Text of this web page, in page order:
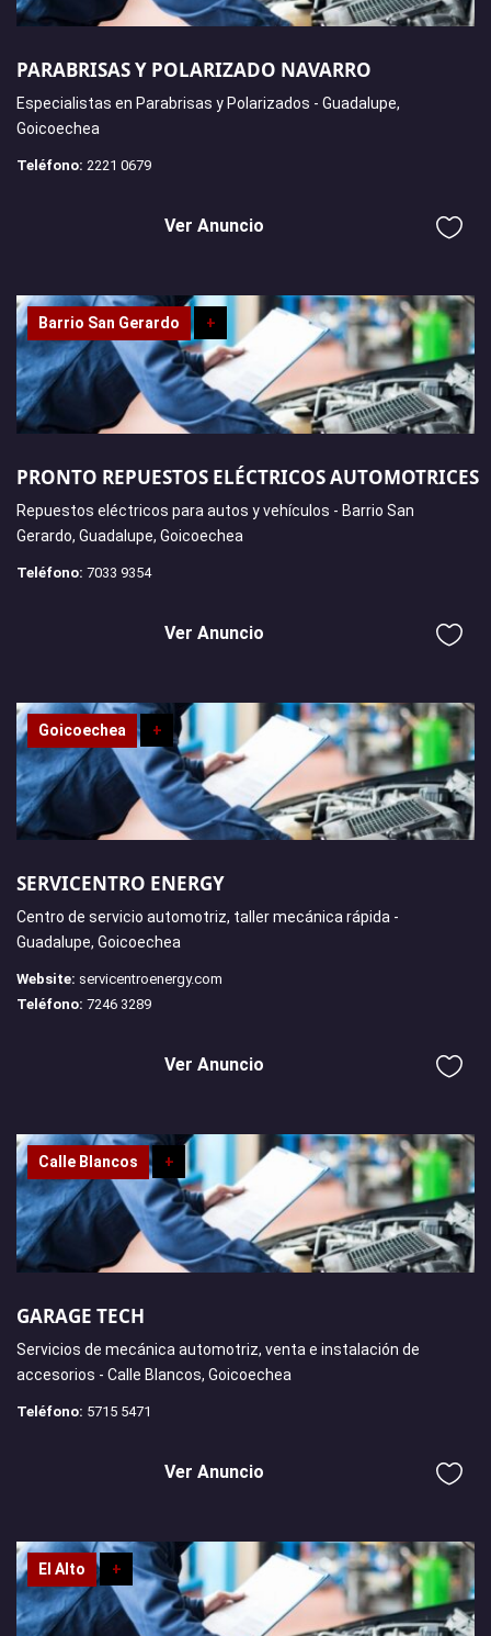
PARABRISAS Y POLARIZADO NAVARRO
Especialistas en Parabrisas y Polarizados - Guadalupe,
Goicoechea
Teléfono: 2221 0679
Ver Anuncio
Barrio San Gerardo +
PRONTO REPUESTOS ELÉCTRICOS AUTOMOTRICES
Repuestos eléctricos para autos y vehículos - Barrio San
Gerardo, Guadalupe, Goicoechea
Teléfono: 7033 9354
Ver Anuncio
Goicoechea +
SERVICENTRO ENERGY
Centro de servicio automotriz, taller mecánica rápida -
Guadalupe, Goicoechea
Website: servicentroenergy.com
Teléfono: 7246 3289
Ver Anuncio
Calle Blancos +
GARAGE TECH
Servicios de mecánica automotriz, venta e instalación de
accesorios - Calle Blancos, Goicoechea
Teléfono: 5715 5471
Ver Anuncio
El Alto +